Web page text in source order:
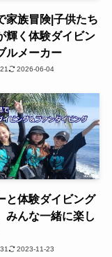
家族冒険|子供たち
輝く体験ダイビン
ルメーカー
2026-06-04
と体験ダイビング
みんな一緒に楽し
2023-11-23